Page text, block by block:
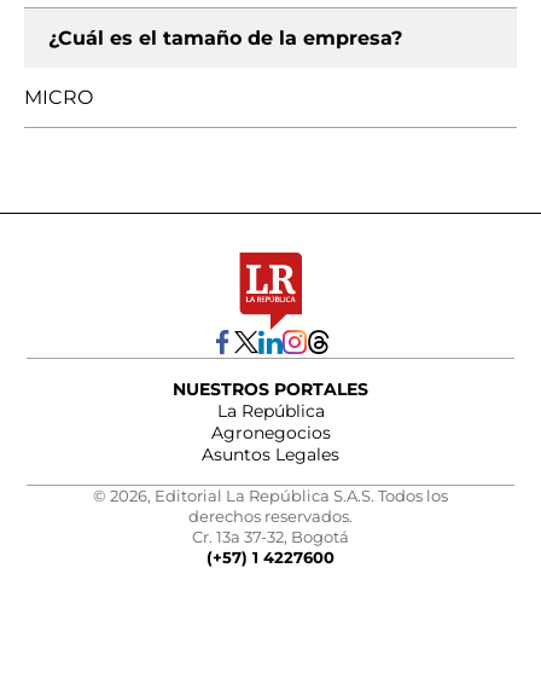
¿Cuál es el tamaño de la empresa?
MICRO
NUESTROS PORTALES
La República
Agronegocios
Asuntos Legales
© 2026, Editorial La República S.A.S. Todos los
derechos reservados.
Cr. 13a 37-32, Bogotá
(+57) 1 4227600